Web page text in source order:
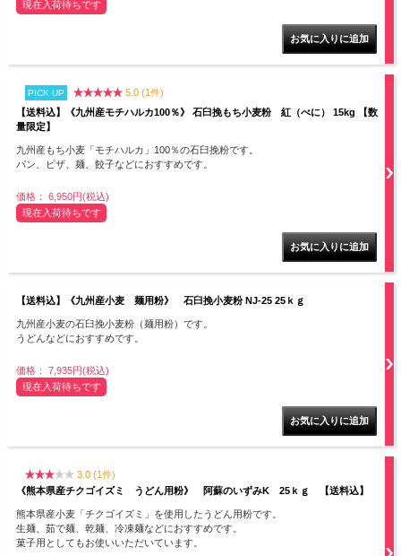
現在入荷待ちです
PICK UP
5.0 (1件)
【送料込】《九州産モチハルカ100％》 石臼挽もち小麦粉 紅（べに） 15kg 【数
量限定】
九州産もち小麦「モチハルカ」100％の石臼挽粉です。
パン、ピザ、麺、餃子などにおすすめです。
価格： 6,950円(税込)
現在入荷待ちです
【送料込】《九州産小麦 麺用粉》 石臼挽小麦粉 NJ-25 25ｋｇ
九州産小麦の石臼挽小麦粉（麺用粉）です。
うどんなどにおすすめです。
価格： 7,935円(税込)
現在入荷待ちです
3.0 (1件)
《熊本県産チクゴイズミ うどん用粉》 阿蘇のいずみK 25ｋｇ 【送料込】
熊本県産小麦「チクゴイズミ」を使用したうどん用粉です。
生麺、茹で麺、乾麺、冷凍麺などにおすすめです。
菓子用としてもお使いいただいています。